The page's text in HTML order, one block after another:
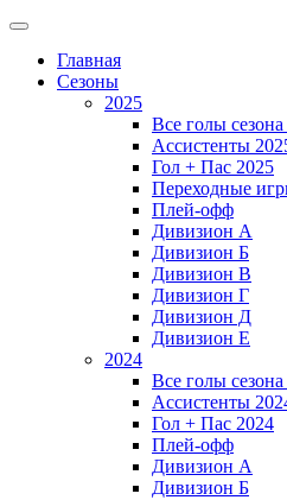
Главная
Сезоны
2025
Все голы
Ассистенты
Гол + Пас 2025
Переходные
Плей-офф
Дивизион A
Дивизион Б
Дивизион В
Дивизион Г
Дивизион Д
Дивизион Е
2024
Все голы
Ассистенты
Гол + Пас 2024
Плей-офф
Дивизион A
Дивизион Б